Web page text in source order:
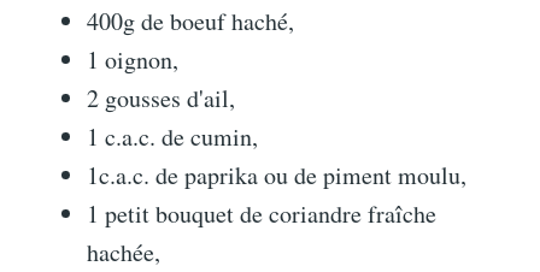
400g de boeuf haché,
1 oignon,
2 gousses d'ail,
1 c.a.c. de cumin,
1c.a.c. de paprika ou de piment moulu,
1 petit bouquet de coriandre fraîche
hachée,